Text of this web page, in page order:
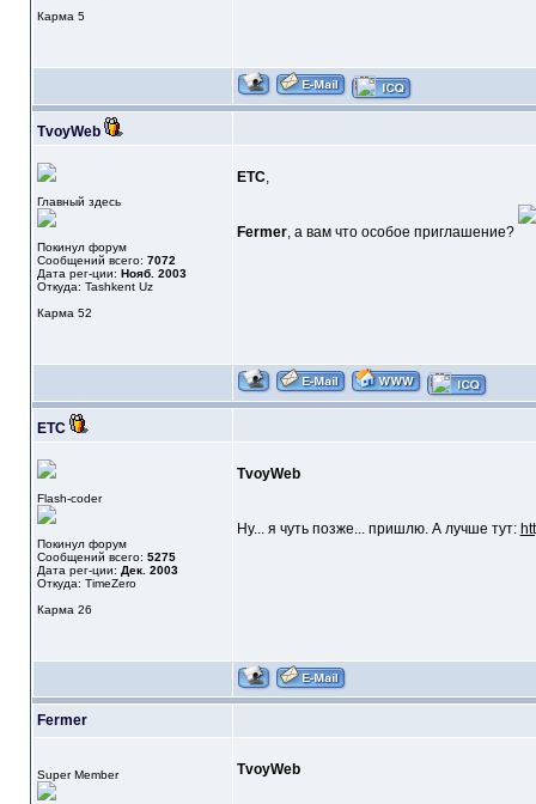
Карма 5
TvoyWeb
Главный здесь
Покинул форум
Сообщений всего: 7072
Дата рег-ции: Нояб. 2003
Откуда: Tashkent Uz
Карма 52
ETC,
Fermer, а вам что особое приглашение?
ETC
Flash-coder
Покинул форум
Сообщений всего: 5275
Дата рег-ции: Дек. 2003
Откуда: TimeZero
Карма 26
TvoyWeb
Ну... я чуть позже... пришлю. А лучше тут:
Fermer
Super Member TvoyWeb